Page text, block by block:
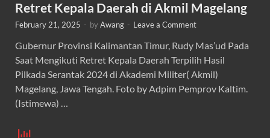
Retret Kepala Daerah di Akmil Magelang
February 21, 2025 - byAwang - Leave a Comment
Gubernur Provinsi Kalimantan Timur, Rudy Mas’ud Pada
Saat Mengikuti Retret Kepala Daerah Terpilih Hasil
Pilkada Serantak 2024 di Akademi Militer( Akmil)
Magelang, Jawa Tengah. Foto by Adpim Pemprov Kaltim.
(Istimewa) …